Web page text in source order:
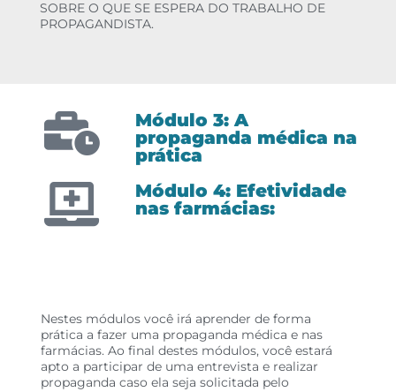
SOBRE O QUE SE ESPERA DO TRABALHO DE
PROPAGANDISTA.
Módulo 3: A
propaganda médica na
prática
Módulo 4: Efetividade
nas farmácias:
Nestes módulos você irá aprender de forma
prática a fazer uma propaganda médica e nas
farmácias. Ao final destes módulos, você estará
apto a participar de uma entrevista e realizar
propaganda caso ela seja solicitada pelo